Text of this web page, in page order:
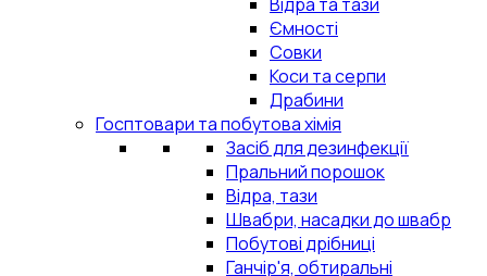
Ємності
Совки
Коси та серпи
Драбини
Госптовари та побутова хімія
Засіб для дезинфекції
Пральний порошок
Відра, тази
Швабри, насадки до швабр
Побутові дрібниці
Ганчір'я, обтиральні